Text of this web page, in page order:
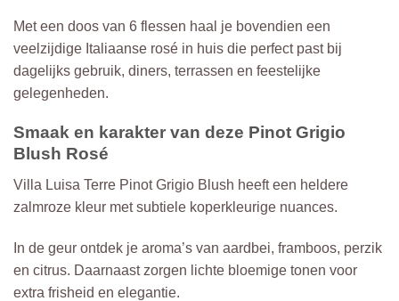
Met een doos van 6 flessen haal je bovendien een
veelzijdige Italiaanse rosé in huis die perfect past bij
dagelijks gebruik, diners, terrassen en feestelijke
gelegenheden.
Smaak en karakter van deze Pinot Grigio
Blush Rosé
Villa Luisa Terre Pinot Grigio Blush heeft een heldere
zalmroze kleur met subtiele koperkleurige nuances.
In de geur ontdek je aroma’s van aardbei, framboos, perzik
en citrus. Daarnaast zorgen lichte bloemige tonen voor
extra frisheid en elegantie.